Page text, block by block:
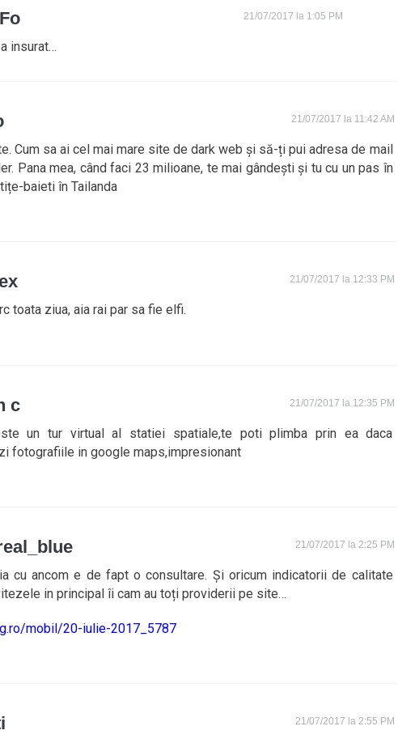
21/07/2017 la 1:05 PM
insurat…
21/07/2017 la 11:42 AM
Cum sa ai cel mai mare site de dark web și să-ți pui adresa de mail
Pana mea, când faci 23 milioane, te mai gândești și tu cu un pas în
baieti în Tailanda
21/07/2017 la 12:33 PM
toata ziua, aia rai par sa fie elfi.
c 21/07/2017 la 12:35 PM
un tur virtual al statiei spatiale,te poti plimba prin ea daca
fotografiile in google maps,impresionant
21/07/2017 la 2:25 PM
cu ancom e de fapt o consultare. Și oricum indicatorii de calitate
in principal îi cam au toți providerii pe site…
mobil/20-iulie-2017_5787
21/07/2017 la 2:55 PM